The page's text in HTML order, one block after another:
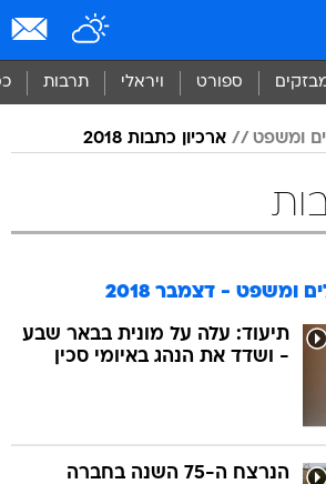
ספורט ויראלי תרבות
ומשפט ארכיון כתבות 2018
ומשפט - דצמבר 2018
תיעוד: עלה על מונית בבאר שבע
- ושדד את הנהג באיומי סכין
הנרצח ה-75 השנה בחברה